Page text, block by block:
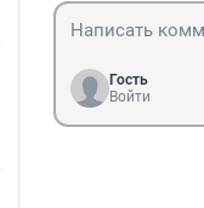
Гость
Войти